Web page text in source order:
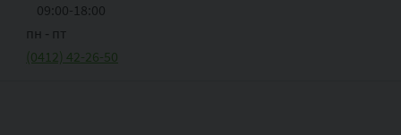
09:00-18:00
пн ‑ пт
(0412) 42-26-50